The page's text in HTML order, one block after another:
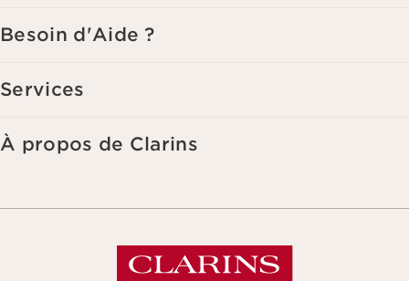
Besoin d'Aide ?
Services
À propos de Clarins